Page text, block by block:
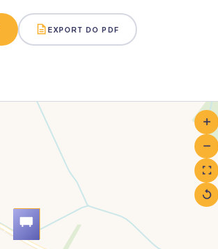
EXPORT DO PDF